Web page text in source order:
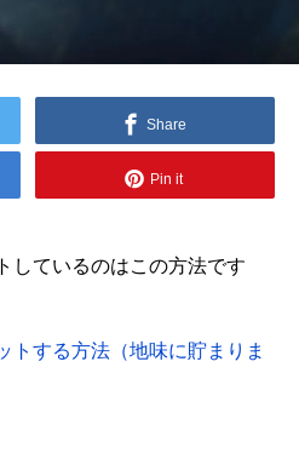
Share
Pin it
しているのはこの方法です
トする方法（地味に貯まりま